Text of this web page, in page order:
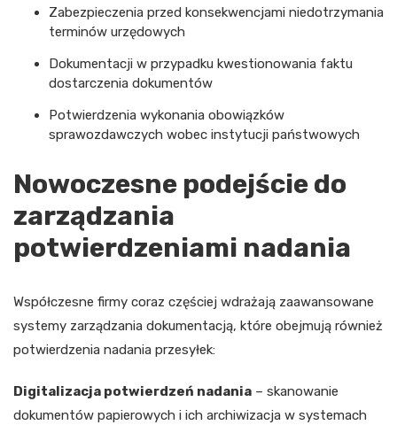
Zabezpieczenia przed konsekwencjami niedotrzymania
terminów urzędowych
Dokumentacji w przypadku kwestionowania faktu
dostarczenia dokumentów
Potwierdzenia wykonania obowiązków
sprawozdawczych wobec instytucji państwowych
Nowoczesne podejście do
zarządzania
potwierdzeniami nadania
Współczesne firmy coraz częściej wdrażają zaawansowane
systemy zarządzania dokumentacją, które obejmują również
potwierdzenia nadania przesyłek:
Digitalizacja potwierdzeń nadania – skanowanie
dokumentów papierowych i ich archiwizacja w systemach